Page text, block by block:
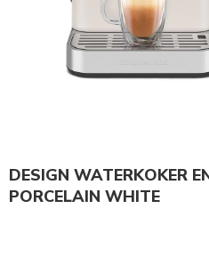
DESIGN WATERKOKER
PORCELAIN WHITE